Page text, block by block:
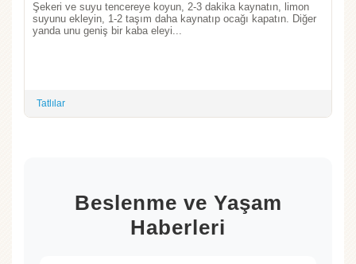
Şekeri ve suyu tencereye koyun, 2-3 dakika kaynatın, limon
suyunu ekleyin, 1-2 taşım daha kaynatıp ocağı kapatın. Diğer
yanda unu geniş bir kaba eleyi...
Tatlılar
Beslenme ve Yaşam
Haberleri